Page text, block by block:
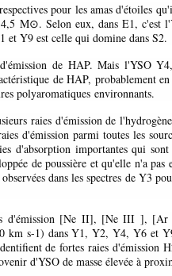
pour les amas d'étoiles
M⊙. Selon eux, dans E1, c'est
et Y9 est celle qui domine dans S2.
de HAP. Mais l'YSO
de HAP, probablement
polyaromatiques environnants.
raies d'émission de
d'émission parmi toutes les
d'absorption importantes qui sont
de poussière et qu'elle n'a pas
dans les spectres de Y3
d'émission [Ne II], [Ne III
km s-1) dans Y1, Y2, Y4, Y6 et
de fortes raies
d'YSO de masse élevée à